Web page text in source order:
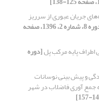
جریان عبوری از سرریز
[دوره 8، شماره 2، 1396، صفحه
پایه مرکب پل[دوره
و پیش بینی نوسانات
جمع آوری فاضلاب در شهر